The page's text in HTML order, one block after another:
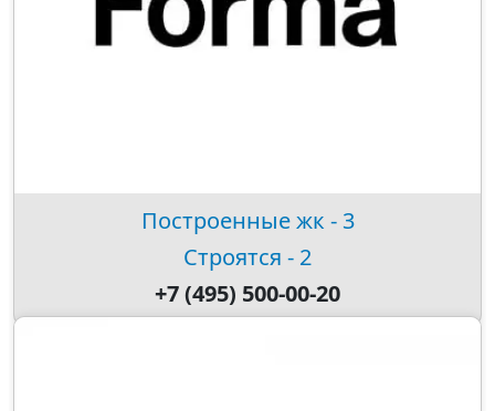
Построенные жк - 3
Строятся - 2
+7 (495) 500-00-20